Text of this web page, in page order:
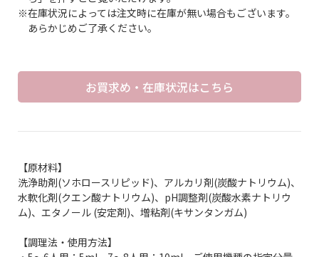
※在庫状況によっては注文時に在庫が無い場合もございます。
あらかじめご了承ください。
お買求め・在庫状況はこちら
【原材料】
洗浄助剤(ソホロースリピッド)、アルカリ剤(炭酸ナトリウム)、
水軟化剤(クエン酸ナトリウム)、pH調整剤(炭酸水素ナトリウ
ム)、エタノール (安定剤)、増粘剤(キサンタンガム)
【調理法・使用方法】